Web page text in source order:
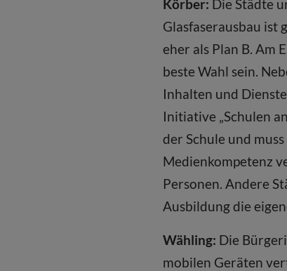
Körber: Die Städte
Glasfaserausbau ist
eher als Plan B. Am
beste Wahl sein.
Inhalten und
Initiative „Schulen
der Schule und
Medienkompetenz
Personen. Andere
Ausbildung die
Wähling: Die
mobilen Geräten